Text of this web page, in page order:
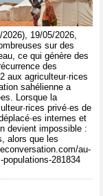
19/05/2026,
sur des
ce qui génère des
des
aux agriculteur·rices
sahélienne a
Lorsque la
privé·es de
internes et
devient impossible :
alors que les
au-
281834